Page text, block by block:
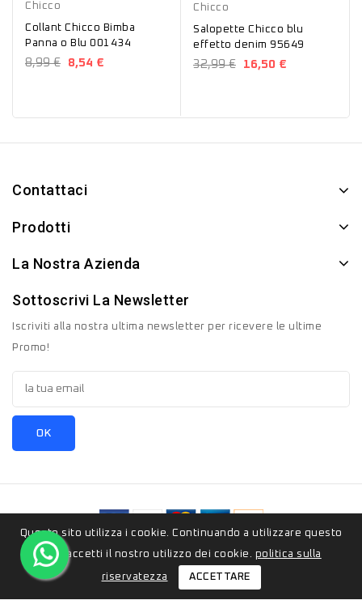
Chicco
Collant Chicco Bimba
Panna o Blu 001434
8,99 € 8,54 €
Chicco
Salopette Chicco blu
effetto denim 95649
32,99 € 16,50 €
Contattaci
Prodotti
La Nostra Azienda
Sottoscrivi La Newsletter
Iscriviti alla nostra ultima newsletter per ricevere le ultime
Promo!
Questo sito utilizza i cookie. Continuando a utilizzare questo
sito, accetti il ​​nostro utilizzo dei cookie. politica sulla
riservatezza ACCETTARE
© 2026 - ZeroSedici.eu è un marchio appartenete al gruppo
Italyon Srls. Tutti i diritti riservati.